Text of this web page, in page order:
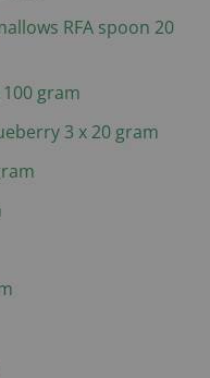
RFA spoon 20
gram
3 x 20 gram